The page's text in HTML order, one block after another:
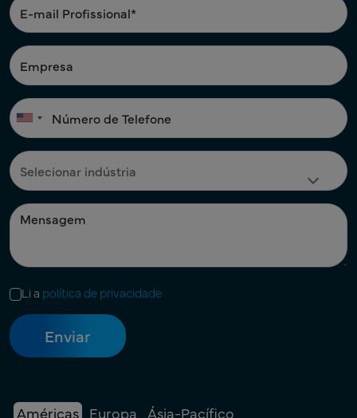
Li a política de privacidade
Américas Europa Ásia-Pacífico